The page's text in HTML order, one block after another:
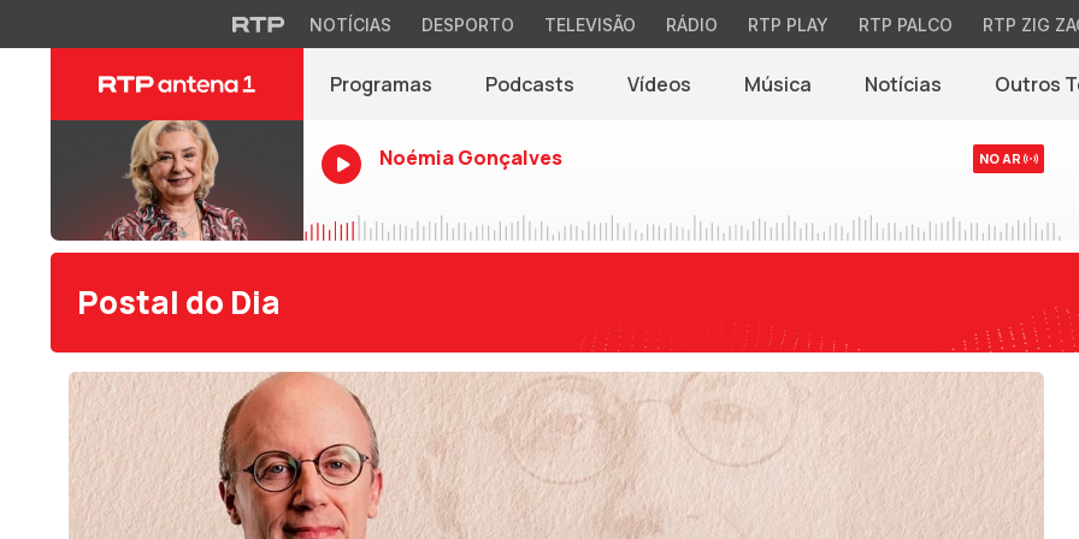
NOTÍCIAS DESPORTO TELEVISÃO RÁDIO RTP PLAY RTP PALCO RTP ZIG
Programas Podcasts Vídeos Música Notícias(abre em nova
Outros
Noémia Gonçalves NO AR
Postal do Dia